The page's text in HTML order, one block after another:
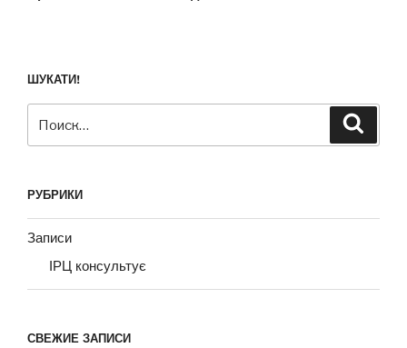
ШУКАТИ!
РУБРИКИ
Записи
ІРЦ консультує
СВЕЖИЕ ЗАПИСИ